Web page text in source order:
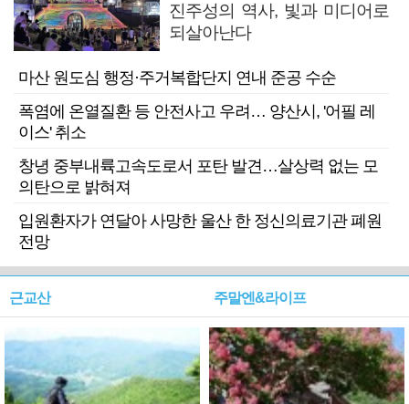
진주성의 역사, 빛과 미디어로
되살아난다
마산 원도심 행정·주거복합단지 연내 준공 수순
폭염에 온열질환 등 안전사고 우려… 양산시, '어필 레
이스' 취소
창녕 중부내륙고속도로서 포탄 발견…살상력 없는 모
의탄으로 밝혀져
입원환자가 연달아 사망한 울산 한 정신의료기관 폐원
전망
근교산 주말엔&라이프